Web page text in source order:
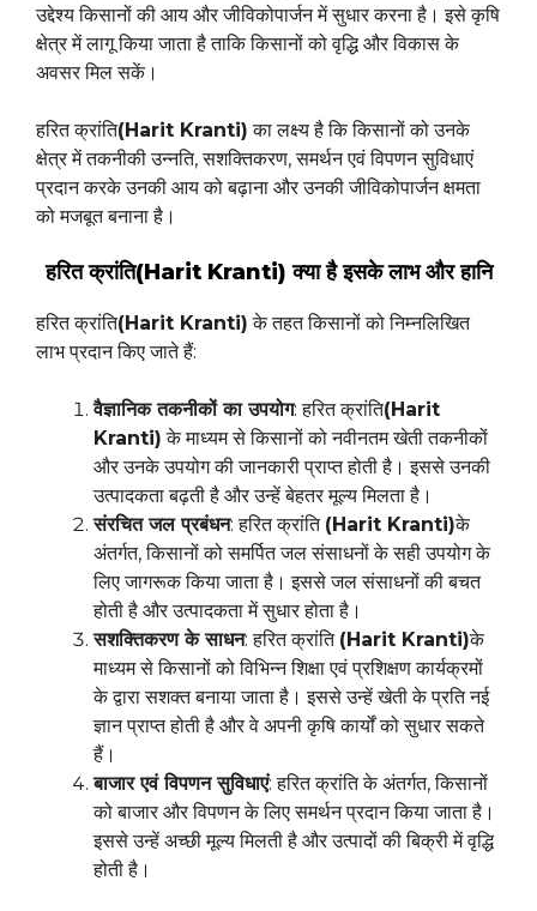
उद्देश्य किसानों की आय और जीविकोपार्जन में सुधार करना है। इसे कृषि
क्षेत्र में लागू किया जाता है ताकि किसानों को वृद्धि और विकास के
अवसर मिल सकें।
हरित क्रांति(Harit Kranti) का लक्ष्य है कि किसानों को उनके
क्षेत्र में तकनीकी उन्नति, सशक्तिकरण, समर्थन एवं विपणन सुविधाएं
प्रदान करके उनकी आय को बढ़ाना और उनकी जीविकोपार्जन क्षमता
को मजबूत बनाना है।
हरित क्रांति(Harit Kranti) क्या है इसके लाभ और हानि
हरित क्रांति(Harit Kranti) के तहत किसानों को निम्नलिखित
लाभ प्रदान किए जाते हैं:
वैज्ञानिक तकनीकों का उपयोग: हरित क्रांति(Harit
Kranti) के माध्यम से किसानों को नवीनतम खेती तकनीकों
और उनके उपयोग की जानकारी प्राप्त होती है। इससे उनकी
उत्पादकता बढ़ती है और उन्हें बेहतर मूल्य मिलता है।
संरचित जल प्रबंधन: हरित क्रांति (Harit Kranti)के
अंतर्गत, किसानों को समर्पित जल संसाधनों के सही उपयोग के
लिए जागरूक किया जाता है। इससे जल संसाधनों की बचत
होती है और उत्पादकता में सुधार होता है।
सशक्तिकरण के साधन: हरित क्रांति (Harit Kranti)के
माध्यम से किसानों को विभिन्न शिक्षा एवं प्रशिक्षण कार्यक्रमों
के द्वारा सशक्त बनाया जाता है। इससे उन्हें खेती के प्रति नई
ज्ञान प्राप्त होती है और वे अपनी कृषि कार्यों को सुधार सकते
हैं।
बाजार एवं विपणन सुविधाएं: हरित क्रांति के अंतर्गत, किसानों
को बाजार और विपणन के लिए समर्थन प्रदान किया जाता है।
इससे उन्हें अच्छी मूल्य मिलती है और उत्पादों की बिक्री में वृद्धि
होती है।